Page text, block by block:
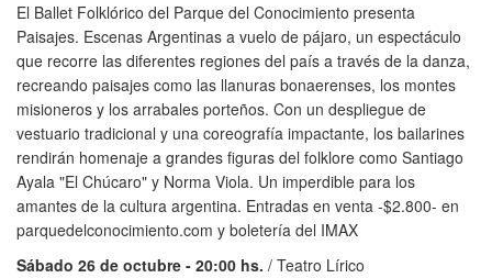
El Ballet Folklórico del Parque del Conocimiento presenta
Paisajes. Escenas Argentinas a vuelo de pájaro, un espectáculo
que recorre las diferentes regiones del país a través de la danza,
recreando paisajes como las llanuras bonaerenses, los montes
misioneros y los arrabales porteños. Con un despliegue de
vestuario tradicional y una coreografía impactante, los bailarines
rendirán homenaje a grandes figuras del folklore como Santiago
Ayala "El Chúcaro" y Norma Viola. Un imperdible para los
amantes de la cultura argentina. Entradas en venta -$2.800- en
parquedelconocimiento.com y boletería del IMAX
Sábado 26 de octubre - 20:00 hs. / Teatro Lírico